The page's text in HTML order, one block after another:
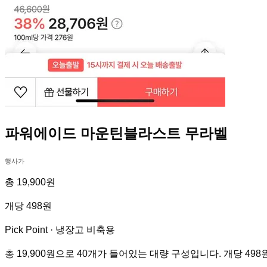
파워에이드 마운틴블라스트 무라벨
행사가
총 19,900원
개당 498원
Pick Point · 냉장고 비축용
총 19,900원으로 40개가 들어있는 대량 구성입니다. 개당 498